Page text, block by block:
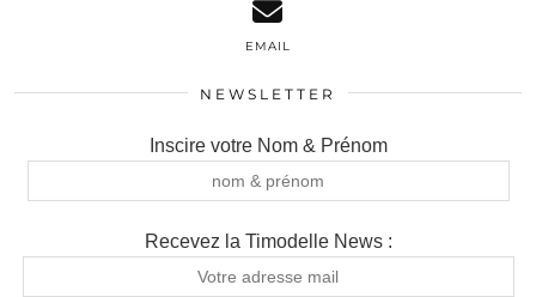
EMAIL
NEWSLETTER
Inscire votre Nom & Prénom
Recevez la Timodelle News :